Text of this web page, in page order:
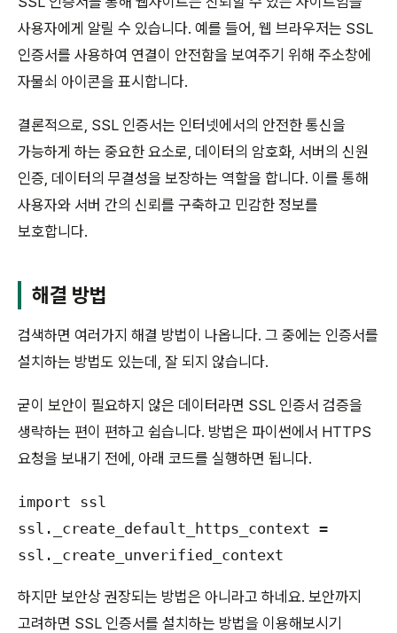
사용자에게 알릴 수 있습니다. 예를 들어, 웹 브라우저는 SSL
인증서를 사용하여 연결이 안전함을 보여주기 위해 주소창에
자물쇠 아이콘을 표시합니다.
결론적으로, SSL 인증서는 인터넷에서의 안전한 통신을
가능하게 하는 중요한 요소로, 데이터의 암호화, 서버의 신원
인증, 데이터의 무결성을 보장하는 역할을 합니다. 이를 통해
사용자와 서버 간의 신뢰를 구축하고 민감한 정보를
보호합니다.
해결 방법
검색하면 여러가지 해결 방법이 나옵니다. 그 중에는 인증서를
설치하는 방법도 있는데, 잘 되지 않습니다.
굳이 보안이 필요하지 않은 데이터라면 SSL 인증서 검증을
생략하는 편이 편하고 쉽습니다. 방법은 파이썬에서 HTTPS
요청을 보내기 전에, 아래 코드를 실행하면 됩니다.
import ssl
ssl._create_default_https_context =
ssl._create_unverified_context
하지만 보안상 권장되는 방법은 아니라고 하네요. 보안까지
고려하면 SSL 인증서를 설치하는 방법을 이용해보시기